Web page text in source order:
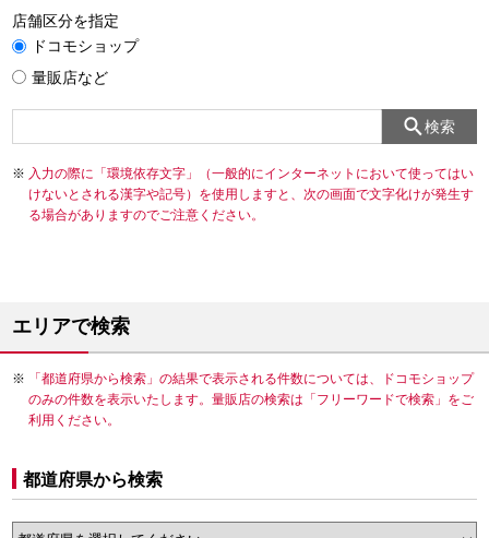
店舗区分を指定
ドコモショップ
量販店など
検索
入力の際に「環境依存文字」（一般的にインターネットにおいて使ってはい
けないとされる漢字や記号）を使用しますと、次の画面で文字化けが発生す
る場合がありますのでご注意ください。
エリアで検索
「都道府県から検索」の結果で表示される件数については、ドコモショップ
のみの件数を表示いたします。量販店の検索は「フリーワードで検索」をご
利用ください。
都道府県から検索